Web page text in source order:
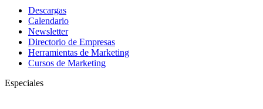
Descargas
Calendario
Newsletter
Directorio de Empresas
Herramientas de Marketing
Cursos de Marketing
Especiales